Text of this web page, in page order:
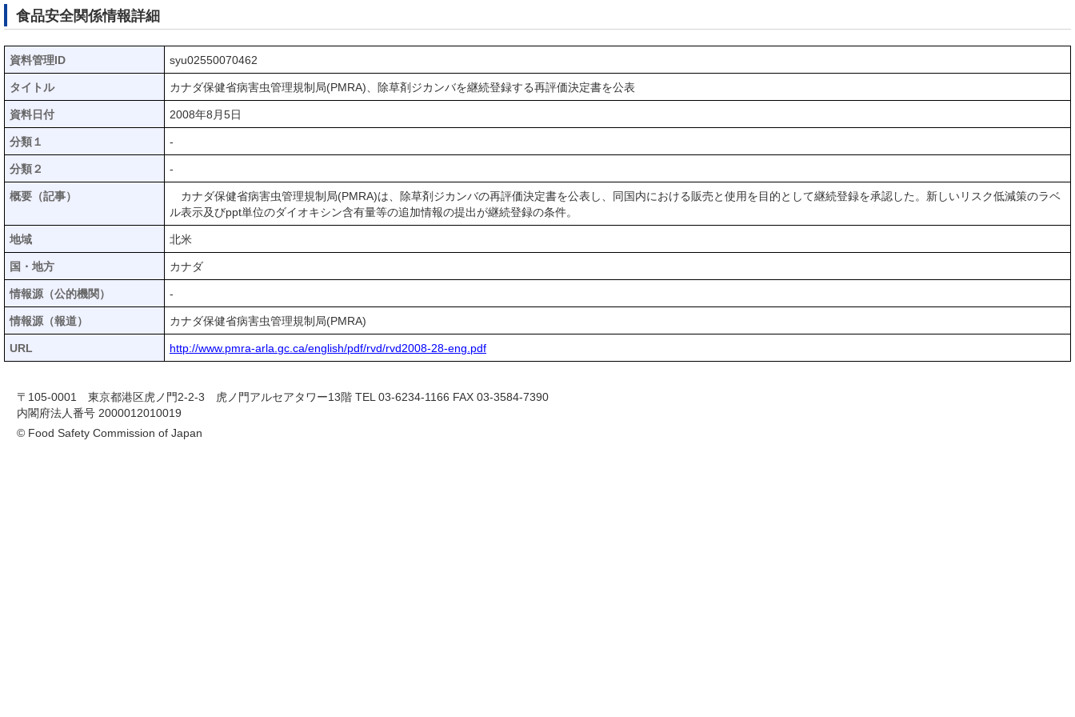
食品安全関係情報詳細
資料管理ID syu02550070462
タイトル カナダ保健省病害虫管理規制局(PMRA)、除草剤ジカンバを継続登録する再評価決定書を公表
資料日付 2008年8月5日
分類１ -
分類２ -
概要（記事）
カナダ保健省病害虫管理規制局(PMRA)は、除草剤ジカンバの再評価決定書を公表し、同国内における販売と使用を目的として継続登録を承認した。新しいリスク低減策のラベ
ル表示及びppt単位のダイオキシン含有量等の追加情報の提出が継続登録の条件。
地域 北米
国・地方 カナダ
情報源（公的機関） -
情報源（報道） カナダ保健省病害虫管理規制局(PMRA)
URL http://www.pmra-arla.gc.ca/english/pdf/rvd/rvd2008-28-eng.pdf
〒105-0001 東京都港区虎ノ門2-2-3 虎ノ門アルセアタワー13階 TEL 03-6234-1166 FAX 03-3584-7390
内閣府法人番号 2000012010019
© Food Safety Commission of Japan